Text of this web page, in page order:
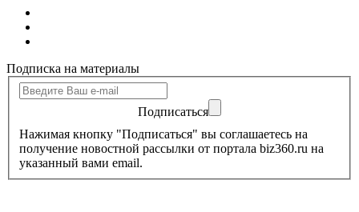
Подписка на материалы
Подписаться
Нажимая кнопку "Подписаться" вы соглашаетесь на
получение новостной рассылки от портала biz360.ru на
указанный вами email.